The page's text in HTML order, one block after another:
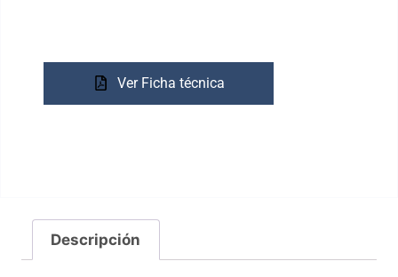
Ver Ficha técnica
Descripción